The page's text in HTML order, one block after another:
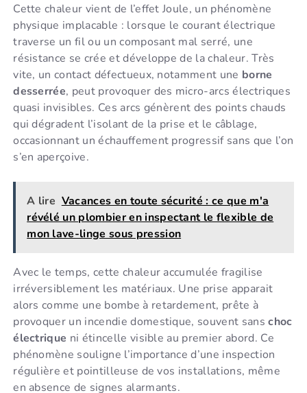
Cette chaleur vient de l’effet Joule, un phénomène
physique implacable : lorsque le courant électrique
traverse un fil ou un composant mal serré, une
résistance se crée et développe de la chaleur. Très
vite, un contact défectueux, notamment une borne
desserrée, peut provoquer des micro-arcs électriques
quasi invisibles. Ces arcs génèrent des points chauds
qui dégradent l’isolant de la prise et le câblage,
occasionnant un échauffement progressif sans que l’on
s’en aperçoive.
A lire Vacances en toute sécurité : ce que m'a
révélé un plombier en inspectant le flexible de
mon lave-linge sous pression
Avec le temps, cette chaleur accumulée fragilise
irréversiblement les matériaux. Une prise apparait
alors comme une bombe à retardement, prête à
provoquer un incendie domestique, souvent sanschoc
électrique ni étincelle visible au premier abord. Ce
phénomène souligne l’importance d’une inspection
régulière et pointilleuse de vos installations, même
en absence de signes alarmants.